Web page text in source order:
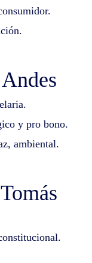
y pro bono.
ambiental.